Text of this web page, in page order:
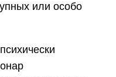
или особо